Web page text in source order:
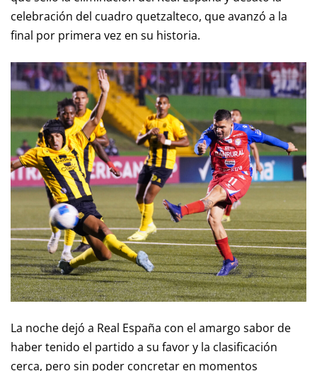
celebración del cuadro quetzalteco, que avanzó a la
final por primera vez en su historia.
La noche dejó a Real España con el amargo sabor de
haber tenido el partido a su favor y la clasificación
cerca, pero sin poder concretar en momentos